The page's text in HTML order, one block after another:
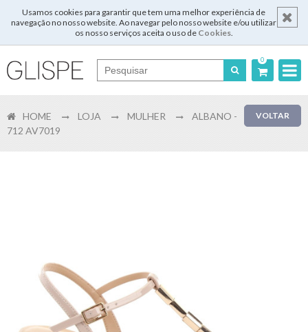
Usamos cookies para garantir que tem uma melhor experiência de
navegação no nosso website. Ao navegar pelo nosso website e/ou utilizar
os nosso serviços aceita o uso de Cookies.
0
English
Registar
VOLTAR
HOME LOJA MULHER
ALBANO -
712 AV7019